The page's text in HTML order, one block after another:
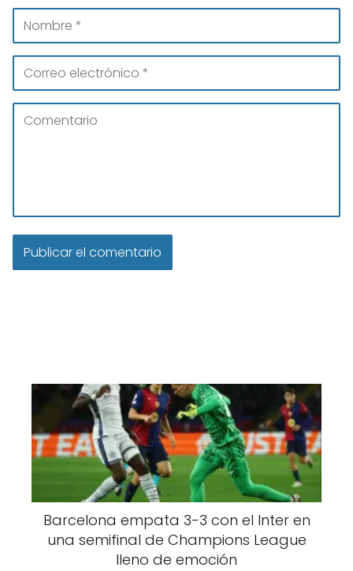
Barcelona empata 3-3 con el Inter en
una semifinal de Champions League
lleno de emoción